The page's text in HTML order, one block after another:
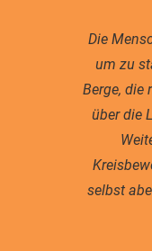
Die
um zu
Berge, die
über die
selbst